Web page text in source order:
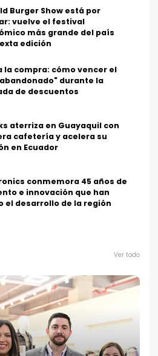
Burger Show está por
vuelve el festival
más grande del país
edición
la compra: cómo vencer el
durante la
de descuentos
aterriza en Guayaquil con
cafetería y acelera su
en Ecuador
conmemora 45 años de
e innovación que han
el desarrollo de la región
Ver todo